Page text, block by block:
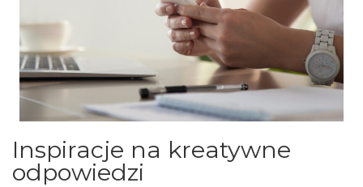
Inspiracje na kreatywne
odpowiedzi